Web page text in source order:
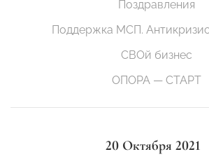
Поздравления
Поддержка МСП.
СВОй бизнес
ОПОРА — СТАРТ
20 Октября 2021